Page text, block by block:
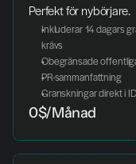
Perfekt för nybörjare.
Inkluderar 14 dagars
krävs
Obegränsade
PR-sammanfattning
Granskningar direkt i
0$/Månad